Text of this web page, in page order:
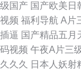
级国产 国产欧美日
视频 福利导航 A片
插逼 国产精品五月
码视频 午夜A片三
久久久
日本人妖射